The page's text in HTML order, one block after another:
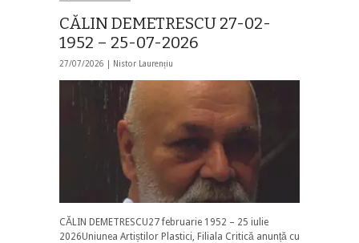
CĂLIN DEMETRESCU 27-02-
1952 – 25-07-2026
27/07/2026 | Nistor Laurențiu
CĂLIN DEMETRESCU27 februarie 1952 – 25 iulie
2026Uniunea Artiștilor Plastici, Filiala Critică anunță cu